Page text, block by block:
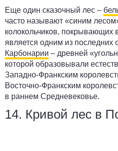
Еще один сказочный лес –
часто называют «синим
колокольчиков, покрывающих
является одним из последних
Карбонарии – древней
которой образовывали
Западно-Франкским
Восточно-Франкским
в раннем Средневековье.
14. Кривой лес в